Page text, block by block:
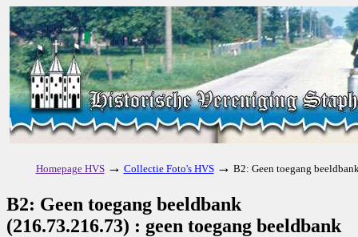
Homepage HVS → Collectie Foto's HVS → B2: Geen toegang
B2: Geen toegang beeldbank
(216.73.216.73) : geen toegang beeldbank